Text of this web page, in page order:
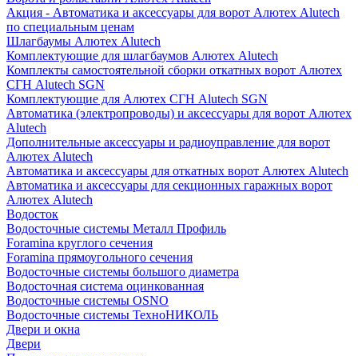
Акция - Автоматика и аксессуары для ворот Алютех Alutech
по специальным ценам
Шлагбаумы Алютех Alutech
Комплектующие для шлагбаумов Алютех Alutech
Комплекты самостоятельной сборки откатных ворот Алютех
СГН Alutech SGN
Комплектующие для Алютех СГН Alutech SGN
Автоматика (электропроводы) и аксессуары для ворот Алютех
Alutech
Дополнительные аксессуары и радиоуправление для ворот
Алютех Alutech
Автоматика и аксессуары для откатных ворот Алютех Alutech
Автоматика и аксессуары для секционных гаражных ворот
Алютех Alutech
Водосток
Водосточные системы Металл Профиль
Foramina круглого сечения
Foramina прямоугольного сечения
Водосточные системы большого диаметра
Водосточная система оцинкованная
Водосточные системы OSNO
Водосточные системы ТехноНИКОЛЬ
Двери и окна
Двери